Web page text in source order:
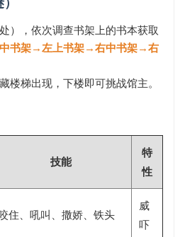
），依次调查书架上的书本获取
书架→左上书架→右中书架→右
楼梯出现，下楼即可挑战馆主。
技能
特
性
住、吼叫、撒娇、铁头
威
吓